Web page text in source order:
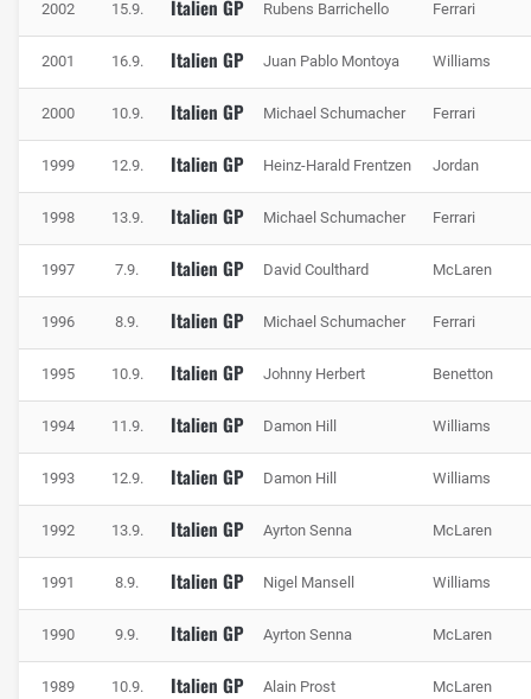
aus. Bremsscheibenplatzer sind in Monza keine Seltenheit.
2002 15.9. Italien GP Rubens Barrichello Ferrari
2001 16.9. Italien GP Juan Pablo Montoya Williams
2000 10.9. Italien GP Michael Schumacher Ferrari
1999 12.9. Italien GP Heinz-Harald Frentzen Jordan
1998 13.9. Italien GP Michael Schumacher Ferrari
1997 7.9. Italien GP David Coulthard McLaren
1996 8.9. Italien GP Michael Schumacher Ferrari
1995 10.9. Italien GP Johnny Herbert Benetton
1994 11.9. Italien GP Damon Hill Williams
1993 12.9. Italien GP Damon Hill Williams
1992 13.9. Italien GP Ayrton Senna McLaren
1991 8.9. Italien GP Nigel Mansell Williams
1990 9.9. Italien GP Ayrton Senna McLaren
1989 10.9. Italien GP Alain Prost McLaren